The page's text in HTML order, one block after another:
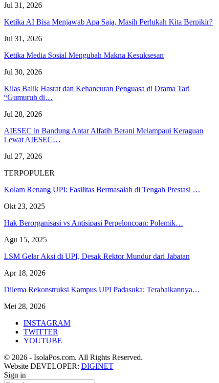
Jul 31, 2026
Ketika AI Bisa Menjawab Apa Saja, Masih Perlukah Kita Berpikir?
Jul 31, 2026
Ketika Media Sosial Mengubah Makna Kesuksesan
Jul 30, 2026
Kilas Balik Hasrat dan Kehancuran Penguasa di Drama Tari
“Gumuruh di…
Jul 28, 2026
AIESEC in Bandung Antar Alfatih Berani Melampaui Keraguan
Lewat AIESEC…
Jul 27, 2026
TERPOPULER
Kolam Renang UPI: Fasilitas Bermasalah di Tengah Prestasi …
Okt 23, 2025
Hak Berorganisasi vs Antisipasi Perpeloncoan: Polemik…
Agu 15, 2025
LSM Gelar Aksi di UPI, Desak Rektor Mundur dari Jabatan
Apr 18, 2026
Dilema Rekonstruksi Kampus UPI Padasuka: Terabaikannya…
Mei 28, 2026
INSTAGRAM
TWITTER
YOUTUBE
© 2026 - IsolaPos.com. All Rights Reserved.
Website DEVELOPER: DIGINET
Sign in